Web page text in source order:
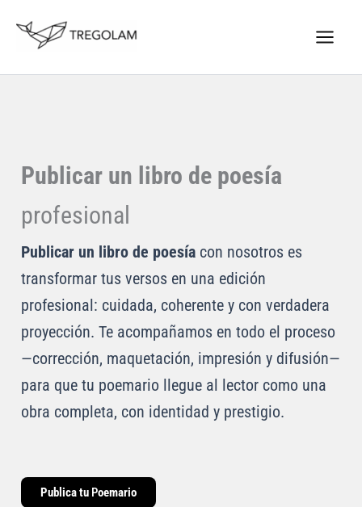
Publicar un libro de poesía
profesional
Publicar un libro de poesíacon nosotros es
transformar tus versos en una edición
profesional: cuidada, coherente y con verdadera
proyección. Te acompañamos en todo el proceso
—corrección, maquetación, impresión y difusión—
para que tu poemario llegue al lector como una
obra completa, con identidad y prestigio.
Publica tu Poemario